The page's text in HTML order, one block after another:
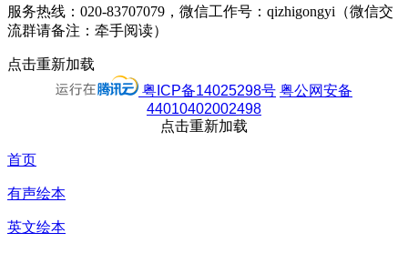
服务热线：020-83707079，微信工作号：qizhigongyi（微信交
流群请备注：牵手阅读）
点击重新加载
粤ICP备14025298号 粤公网安备
44010402002498
点击重新加载
首页
有声绘本
英文绘本